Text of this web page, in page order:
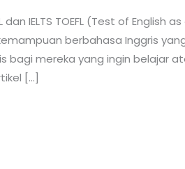
dan IELTS TOEFL (Test of
berbahasa Inggris
bagi mereka yang ingin belajar
[…]